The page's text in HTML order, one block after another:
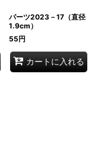
パーツ2023－17（直径
1.9cm）
55円
カートに入れる